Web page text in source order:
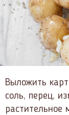
Выложить
соль, перец,
растительное